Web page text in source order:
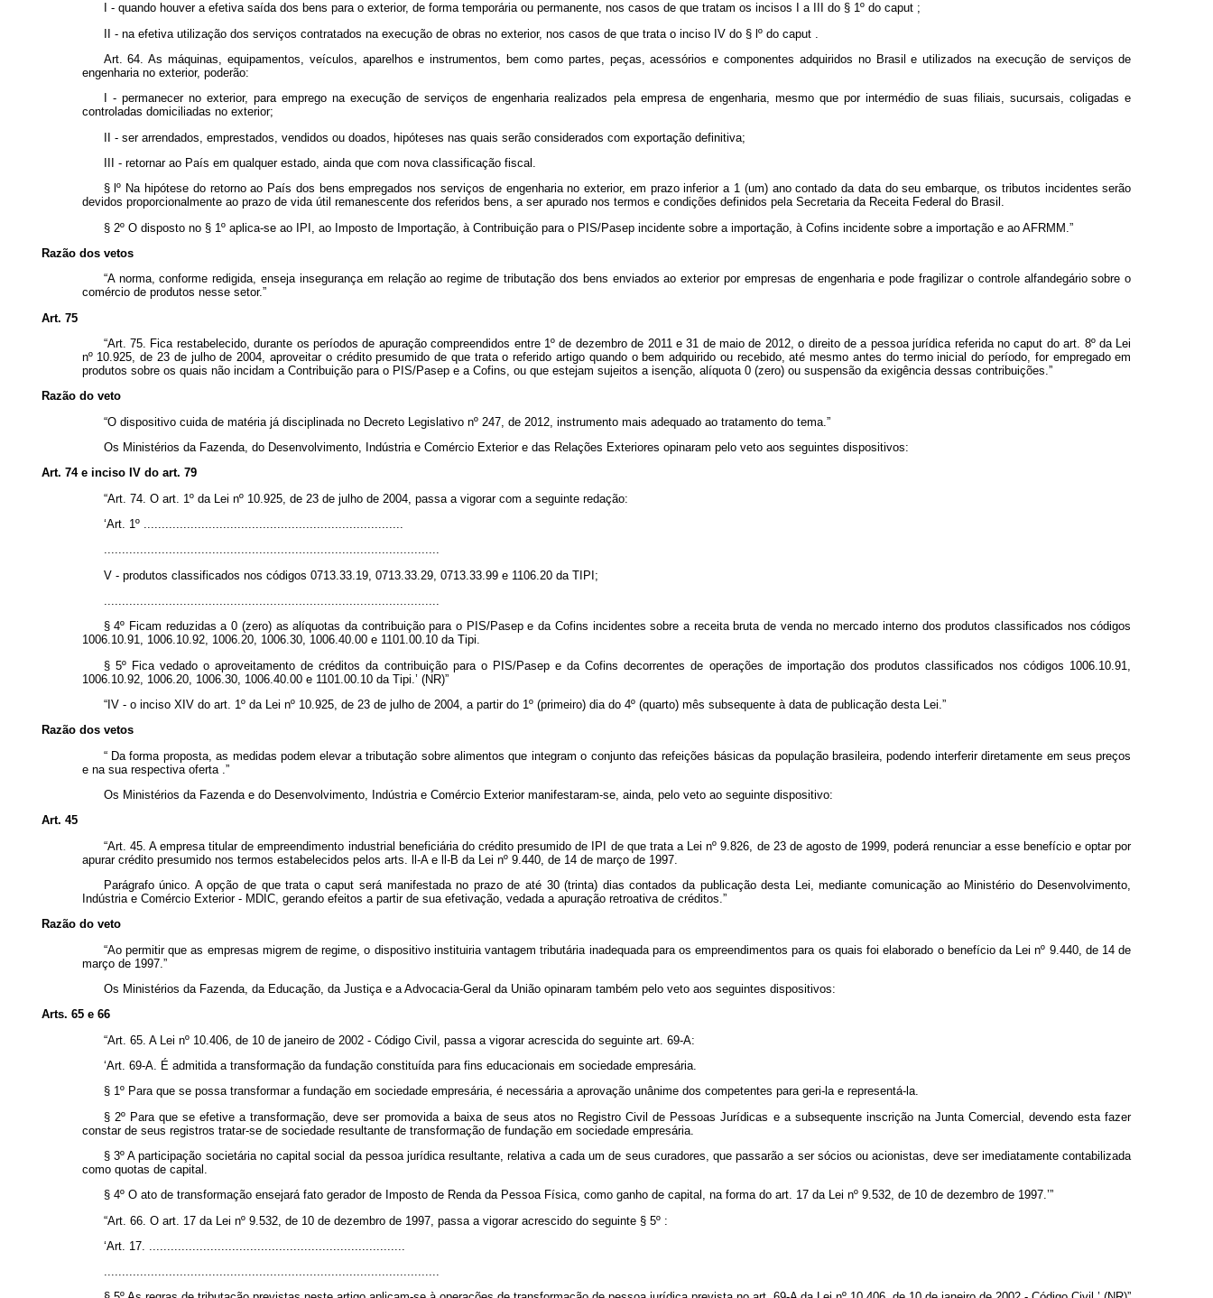
I - quando houver a efetiva saída dos bens para o exterior, de forma temporária ou permanente, nos casos de que tratam os incisos I a III do § 1º do caput ;
II - na efetiva utilização dos serviços contratados na execução de obras no exterior, nos casos de que trata o inciso IV do § lº do caput
Art. 64. As máquinas, equipamentos, veículos, aparelhos e instrumentos, bem como partes, peças, acessórios e componentes adquiridos no Brasil e utilizados na execução de serviços de
engenharia no exterior, poderão:
I - permanecer no exterior, para emprego na execução de serviços de engenharia realizados pela empresa de engenharia, mesmo que por intermédio de suas filiais, sucursais, coligadas e
controladas domiciliadas no exterior;
II - ser arrendados, emprestados, vendidos ou doados, hipóteses nas quais serão considerados com exportação definitiva;
III - retornar ao País em qualquer estado, ainda que com nova classificação fiscal.
§ lº Na hipótese do retorno ao País dos bens empregados nos serviços de engenharia no exterior, em prazo inferior a 1 (um) ano contado da data do seu embarque, os tributos incidentes serão
devidos proporcionalmente ao prazo de vida útil remanescente dos referidos bens, a ser apurado nos termos e condições definidos pela Secretaria da Receita Federal do Brasil.
§ 2º O disposto no § 1º aplica-se ao IPI, ao Imposto de Importação, à Contribuição para o PIS/Pasep incidente sobre a importação, à Cofins incidente sobre a importação e ao AFRMM.”
Razão dos vetos
“A norma, conforme redigida, enseja insegurança em relação ao regime de tributação dos bens enviados ao exterior por empresas de engenharia e pode fragilizar o controle alfandegário sobre o
comércio de produtos nesse setor.”
Art. 75
“Art. 75. Fica restabelecido, durante os períodos de apuração compreendidos entre 1º de dezembro de 2011 e 31 de maio de 2012, o direito de a pessoa jurídica referida nocaput do art. 8º da Lei
nº 10.925, de 23 de julho de 2004, aproveitar o crédito presumido de que trata o referido artigo quando o bem adquirido ou recebido, até mesmo antes do termo inicial do período, for empregado em
produtos sobre os quais não incidam a Contribuição para o PIS/Pasep e a Cofins, ou que estejam sujeitos a isenção, alíquota 0 (zero) ou suspensão da exigência dessas contribuições.”
Razão do veto
“O dispositivo cuida de matéria já disciplinada no Decreto Legislativo nº 247, de 2012, instrumento mais adequado ao tratamento do tema.”
Os Ministérios da Fazenda, do Desenvolvimento, Indústria e Comércio Exterior e das Relações Exteriores opinaram pelo veto aos seguintes dispositivos:
Art. 74 e inciso IV do art. 79
“Art. 74. O art. 1º da Lei nº 10.925, de 23 de julho de 2004, passa a vigorar com a seguinte redação:
‘Art. 1º ........................................................................
.............................................................................................
V - produtos classificados nos códigos 0713.33.19, 0713.33.29, 0713.33.99 e 1106.20 da TIPI;
§ 4º Ficam reduzidas a 0 (zero) as alíquotas da contribuição para o PIS/Pasep e da Cofins incidentes sobre a receita bruta de venda no mercado interno dos produtos classificados nos códigos
1006.10.91, 1006.10.92, 1006.20, 1006.30, 1006.40.00 e 1101.00.10 da Tipi.
§ 5º Fica vedado o aproveitamento de créditos da contribuição para o PIS/Pasep e da Cofins decorrentes de operações de importação dos produtos classificados nos códigos 1006.10.91,
1006.10.92, 1006.20, 1006.30, 1006.40.00 e 1101.00.10 da Tipi.’ (NR)”
“IV - o inciso XIV do art. 1º da Lei nº 10.925, de 23 de julho de 2004, a partir do 1º (primeiro) dia do 4º (quarto) mês subsequente à data de publicação desta Lei.”
Razão dos vetos
“ Da forma proposta, as medidas podem elevar a tributação sobre alimentos que integram o conjunto das refeições básicas da população brasileira, podendo interferir diretamente em seus preços
e na sua respectiva oferta .”
Os Ministérios da Fazenda e do Desenvolvimento, Indústria e Comércio Exterior manifestaram-se, ainda, pelo veto ao seguinte dispositivo:
Art. 45
“Art. 45. A empresa titular de empreendimento industrial beneficiária do crédito presumido de IPI de que trata a Lei nº 9.826, de 23 de agosto de 1999, poderá renunciar a esse benefício e optar por
apurar crédito presumido nos termos estabelecidos pelos arts. ll-A e ll-B da Lei nº 9.440, de 14 de março de 1997.
Parágrafo único. A opção de que trata ocaputserá manifestada no prazo de até 30 (trinta) dias contados da publicação desta Lei, mediante comunicação ao Ministério do Desenvolvimento,
Indústria e Comércio Exterior - MDIC, gerando efeitos a partir de sua efetivação, vedada a apuração retroativa de créditos.”
Razão do veto
“Ao permitir que as empresas migrem de regime, o dispositivo instituiria vantagem tributária inadequada para os empreendimentos para os quais foi elaborado o benefício da Lei nº 9.440, de 14 de
março de 1997.”
Os Ministérios da Fazenda, da Educação, da Justiça e a Advocacia-Geral da União opinaram também pelo veto aos seguintes dispositivos:
Arts. 65 e 66
“Art. 65. A Lei nº 10.406, de 10 de janeiro de 2002 - Código Civil, passa a vigorar acrescida do seguinte art. 69-A:
‘Art. 69-A. É admitida a transformação da fundação constituída para fins educacionais em sociedade empresária.
§ 1º Para que se possa transformar a fundação em sociedade empresária, é necessária a aprovação unânime dos competentes para geri-la e representá-la.
§ 2º Para que se efetive a transformação, deve ser promovida a baixa de seus atos no Registro Civil de Pessoas Jurídicas e a subsequente inscrição na Junta Comercial, devendo esta fazer
constar de seus registros tratar-se de sociedade resultante de transformação de fundação em sociedade empresária.
§ 3º A participação societária no capital social da pessoa jurídica resultante, relativa a cada um de seus curadores, que passarão a ser sócios ou acionistas, deve ser imediatamente contabilizada
como quotas de capital.
§ 4º O ato de transformação ensejará fato gerador de Imposto de Renda da Pessoa Física, como ganho de capital, na forma do art. 17 da Lei nº 9.532, de 10 de dezembro de 1997.’”
“Art. 66. O art. 17 da Lei nº 9.532, de 10 de dezembro de 1997, passa a vigorar acrescido do seguinte § 5º :
‘Art. 17. .......................................................................
.............................................................................................